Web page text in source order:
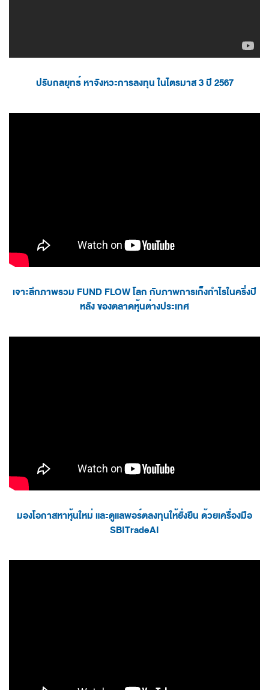
ปรับกลยุทธ์ หาจังหวะการลงทุน ในไตรมาส 3 ปี 2567
เจาะลึกภาพรวม FUND FLOW โลก กับภาพการเก็งกำไรในครึ่งปี
หลัง ของตลาดหุ้นต่างประเทศ
มองโอกาสหาหุ้นใหม่ และดูแลพอร์ตลงทุนให้ยั่งยืน ด้วยเครื่องมือ
SBITradeAI